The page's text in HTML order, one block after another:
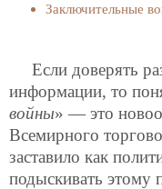
Заключительные
Если доверять
информации, то
войны» — это
Всемирного
заставило как
подыскивать этому